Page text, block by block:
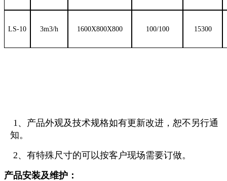
LS-10 3m3/h 1600Х800Х800 100/100 15300
1 、产品外观及技术规格如有更新改进，恕不另行通
知。
2、有特殊尺寸的可以按客户现场需要订做。
产品安装及维护：